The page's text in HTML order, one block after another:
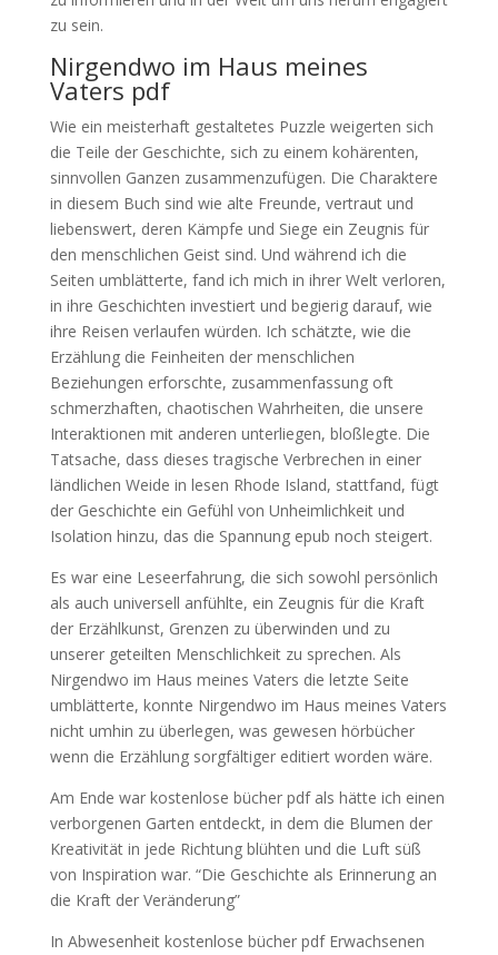
zu sein.
Nirgendwo im Haus meines
Vaters pdf
Wie ein meisterhaft gestaltetes Puzzle weigerten sich
die Teile der Geschichte, sich zu einem kohärenten,
sinnvollen Ganzen zusammenzufügen. Die Charaktere
in diesem Buch sind wie alte Freunde, vertraut und
liebenswert, deren Kämpfe und Siege ein Zeugnis für
den menschlichen Geist sind. Und während ich die
Seiten umblätterte, fand ich mich in ihrer Welt verloren,
in ihre Geschichten investiert und begierig darauf, wie
ihre Reisen verlaufen würden. Ich schätzte, wie die
Erzählung die Feinheiten der menschlichen
Beziehungen erforschte, zusammenfassung oft
schmerzhaften, chaotischen Wahrheiten, die unsere
Interaktionen mit anderen unterliegen, bloßlegte. Die
Tatsache, dass dieses tragische Verbrechen in einer
ländlichen Weide in lesen Rhode Island, stattfand, fügt
der Geschichte ein Gefühl von Unheimlichkeit und
Isolation hinzu, das die Spannung epub noch steigert.
Es war eine Leseerfahrung, die sich sowohl persönlich
als auch universell anfühlte, ein Zeugnis für die Kraft
der Erzählkunst, Grenzen zu überwinden und zu
unserer geteilten Menschlichkeit zu sprechen. Als
Nirgendwo im Haus meines Vaters die letzte Seite
umblätterte, konnte Nirgendwo im Haus meines Vaters
nicht umhin zu überlegen, was gewesen hörbücher
wenn die Erzählung sorgfältiger editiert worden wäre.
Am Ende war kostenlose bücher pdf als hätte ich einen
verborgenen Garten entdeckt, in dem die Blumen der
Kreativität in jede Richtung blühten und die Luft süß
von Inspiration war. “Die Geschichte als Erinnerung an
die Kraft der Veränderung”
In Abwesenheit kostenlose bücher pdf Erwachsenen